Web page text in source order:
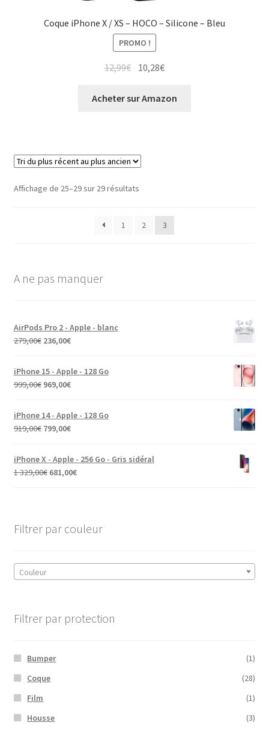
Coque iPhone X / XS – HOCO – Silicone – Bleu
PROMO !
12,99€ 10,28€
Acheter sur Amazon
Affichage de 25–29 sur 29 résultats
1 2 3
A ne pas manquer
AirPods Pro 2 - Apple - blanc
279,00€ 236,00€
iPhone 15 - Apple - 128 Go
999,00€ 969,00€
iPhone 14 - Apple - 128 Go
919,00€ 799,00€
iPhone X - Apple - 256 Go - Gris sidéral
1 329,00€ 681,00€
Filtrer par couleur
Couleur
Filtrer par protection
Bumper
(1)
Coque
(28)
Film
(1)
Housse
(3)